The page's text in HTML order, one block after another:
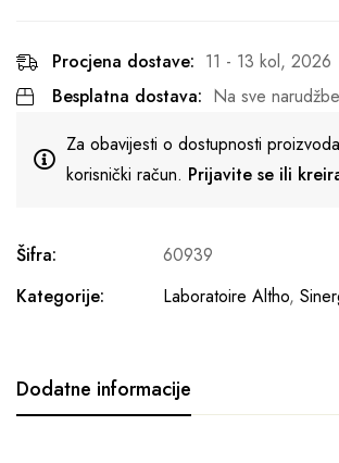
Procjena dostave: 11 - 13 kol, 2026
Besplatna dostava: Na sve
Za obavijesti o dostupnosti
korisnički račun. Prijavite se ili
Šifra:
60939
Kategorije:
Laboratoire Altho,
Dodatne informacije